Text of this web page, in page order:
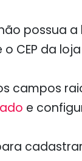
possua
CEP da
campos
e